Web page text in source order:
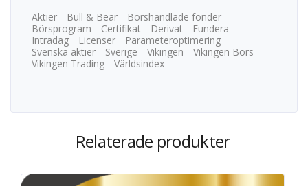
Aktier Bull & Bear
Börshandlade fonder
Börsprogram
Certifikat Derivat
Fundera
Intradag
Licenser
Parameteroptimering
Svenska aktier
Sverige Vikingen
Vikingen Börs
Vikingen Trading
Världsindex
Relaterade produkter